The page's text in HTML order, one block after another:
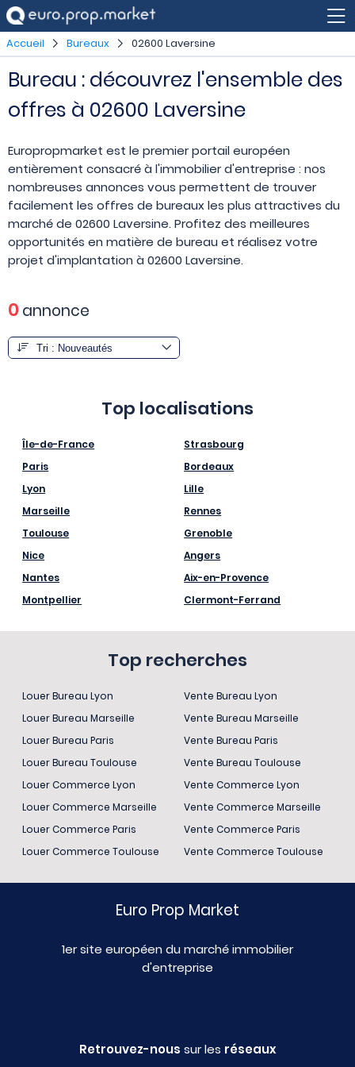
Accueil Bureaux 02600 Laversine
Bureau : découvrez l'ensemble des
offres à 02600 Laversine
Europropmarket est le premier portail européen
entièrement consacré à l'immobilier d'entreprise : nos
nombreuses annonces vous permettent de trouver
facilement les offres de bureaux les plus attractives du
marché de 02600 Laversine. Profitez des meilleures
opportunités en matière de bureau et réalisez votre
projet d'implantation à 02600 Laversine.
0annonce
Top localisations
Île-de-France
Paris
Lyon
Marseille
Toulouse
Nice
Nantes
Montpellier
Strasbourg
Bordeaux
Lille
Rennes
Grenoble
Angers
Aix-en-Provence
Clermont-Ferrand
Top recherches
Louer Bureau Lyon
Louer Bureau Marseille
Louer Bureau Paris
Louer Bureau Toulouse
Louer Commerce Lyon
Louer Commerce Marseille
Louer Commerce Paris
Louer Commerce Toulouse
Vente Bureau Lyon
Vente Bureau Marseille
Vente Bureau Paris
Vente Bureau Toulouse
Vente Commerce Lyon
Vente Commerce Marseille
Vente Commerce Paris
Vente Commerce Toulouse
Euro Prop Market
1er site européen du marché immobilier
d'entreprise
Retrouvez-nous sur les réseaux